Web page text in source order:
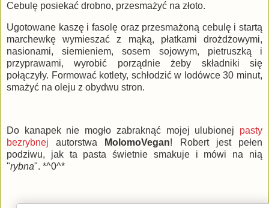
Cebulę posiekać drobno, przesmażyć na złoto.
Ugotowane kaszę i fasolę oraz przesmażoną cebulę i startą
marchewkę wymieszać z mąką, płatkami drożdżowymi,
nasionami, siemieniem, sosem sojowym, pietruszką i
przyprawami, wyrobić porządnie żeby składniki się
połączyły. Formować kotlety, schłodzić w lodówce 30 minut,
smażyć na oleju z obydwu stron.
Do kanapek nie mogło zabraknąć mojej ulubionej pasty
bezrybnej autorstwa MolomoVegan! Robert jest pełen
podziwu, jak ta pasta świetnie smakuje i mówi na nią
"rybna". *^0^*